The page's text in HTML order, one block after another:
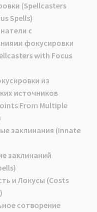
(Spellcasters
Spells)
с
фокусировки
with Focus
из
источников
From Multiple
заклинания (Innate
заклинаний
и Локусы (Costs
сотворение